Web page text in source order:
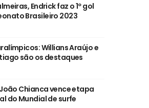
Endrick faz o 1º gol
Brasileiro 2023
Willians Araújo e
são os destaques
Chianca vence etapa
do Mundial de surfe